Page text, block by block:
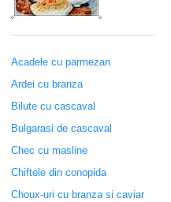
Acadele cu parmezan
Ardei cu branza
Bilute cu cascaval
Bulgarasi de cascaval
Chec cu masline
Chiftele din conopida
Choux-uri cu branza si caviar